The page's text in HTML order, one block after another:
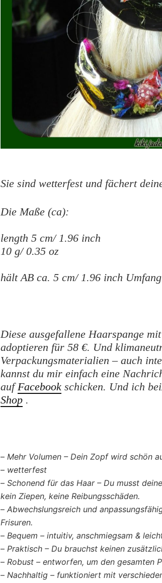
Sie sind wetterfest und fächert
Die Maße (ca):
length 5 cm/ 1.96 inch
10 g/ 0.35 oz
hält AB ca. 5 cm/ 1.96 inch
Diese ausgefallene Haarspange
adoptieren für 58 €. Und
Verpackungsmaterialien – auch
kannst du mir einfach eine
aufFacebook schicken. Und ich
Shop .
– Mehr Volumen – Dein Zopf wird schön
– wetterfest
– Schonend für das Haar – Du musst
kein Ziepen, keine Reibungsschäden.
– Abwechslungsreich und
Frisuren.
– Bequem – intuitiv, anschmiegsam &
– Praktisch – Du brauchst keinen
– Robust – entworfen, um den gesamten
– Nachhaltig – funktioniert mit